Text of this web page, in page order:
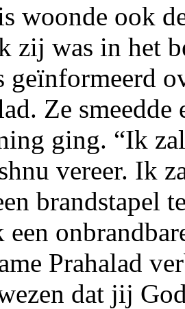
woonde ook
zij was in het
geïnformeerd
Ze
ging. “Ik
vereer. Ik
brandstapel
Prahalad
dat jij